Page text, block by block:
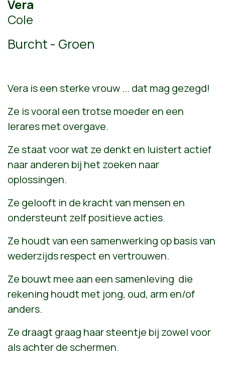
Vera
Cole
Burcht - Groen
Vera is een sterke vrouw ... dat mag gezegd!
Ze is vooral een trotse moeder en een
lerares met overgave.
Ze staat voor wat ze denkt en luistert actief
naar anderen bij het zoeken naar
oplossingen.
Ze gelooft in de kracht van mensen en
ondersteunt zelf positieve acties.
Ze houdt van een samenwerking op basis van
wederzijds respect en vertrouwen.
Ze bouwt mee aan een samenleving die
rekening houdt met jong, oud, arm en/of
anders.
Ze draagt graag haar steentje bij zowel voor
als achter de schermen.